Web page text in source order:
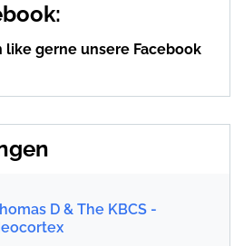
like gerne unsere Facebook
D & The KBCS -